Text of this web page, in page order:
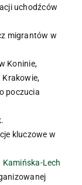
uchodźców
migrantów w
Koninie,
poczucia
kluczowe w
Lech